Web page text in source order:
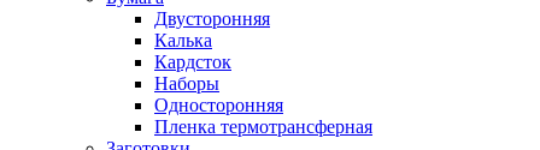
Двусторонняя
Калька
Кардсток
Наборы
Односторонняя
Пленка термотрансферная